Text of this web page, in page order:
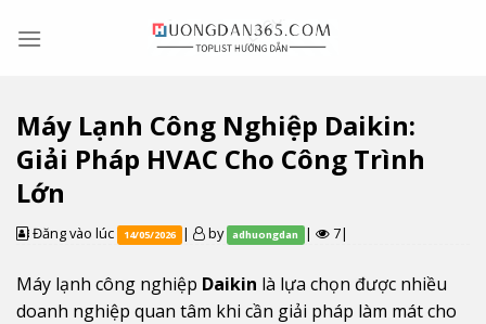
Máy Lạnh Công Nghiệp Daikin:
Giải Pháp HVAC Cho Công Trình
Lớn
Đăng vào lúc 14/05/2026 | by adhuongdan | 7|
Máy lạnh công nghiệp Daikin là lựa chọn được nhiều
doanh nghiệp quan tâm khi cần giải pháp làm mát cho